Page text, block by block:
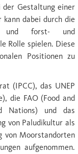
der Gestaltung einer
kann dabei durch die
und forst- und
Rolle spielen. Diese
Positionen zu
(IPCC), das UNEP
die FAO (Food and
Nations) und das
von Paludikultur als
von Moorstandorten
aufgenommen.